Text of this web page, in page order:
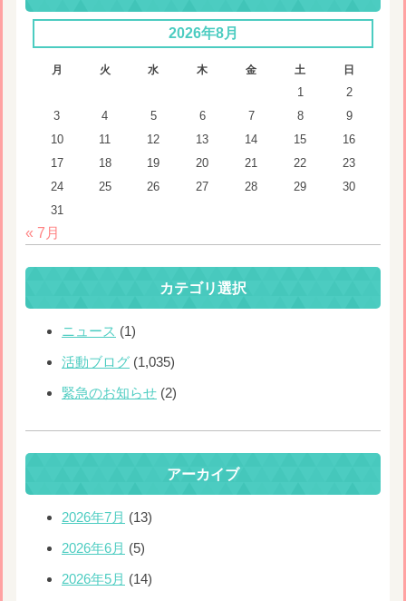
2026年8月
月 火 水 木 金 土 日
1
2
3
4 5 6 7 8
9
10
11 12 13 14 15
16
17
18 19 20 21 22
23
24
25 26 27 28 29
30
31
« 7月
カテゴリ選択
ニュース (1)
活動ブログ (1,035)
緊急のお知らせ (2)
アーカイブ
2026年7月 (13)
2026年6月 (5)
2026年5月 (14)